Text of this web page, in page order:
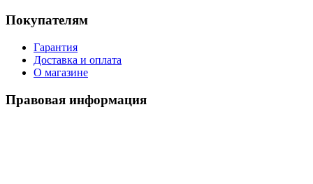
Покупателям
Гарантия
Доставка и оплата
О магазине
Правовая информация